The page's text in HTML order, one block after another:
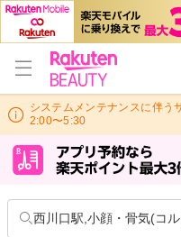
システムメンテナンスに伴う
2:00〜5:30
西川口駅,小顔・骨気(コ